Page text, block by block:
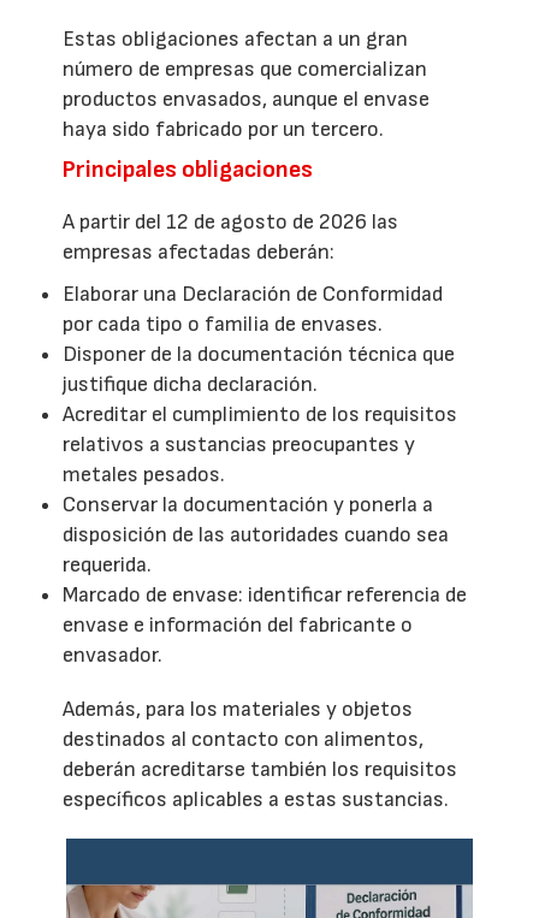
Estas obligaciones afectan a un gran
número de empresas que comercializan
productos envasados, aunque el envase
haya sido fabricado por un tercero.
Principales obligaciones
A partir del 12 de agosto de 2026 las
empresas afectadas deberán:
Elaborar una Declaración de Conformidad
por cada tipo o familia de envases.
Disponer de la documentación técnica que
justifique dicha declaración.
Acreditar el cumplimiento de los requisitos
relativos a sustancias preocupantes y
metales pesados.
Conservar la documentación y ponerla a
disposición de las autoridades cuando sea
requerida.
Marcado de envase: identificar referencia de
envase e información del fabricante o
envasador.
Además, para los materiales y objetos
destinados al contacto con alimentos,
deberán acreditarse también los requisitos
específicos aplicables a estas sustancias.